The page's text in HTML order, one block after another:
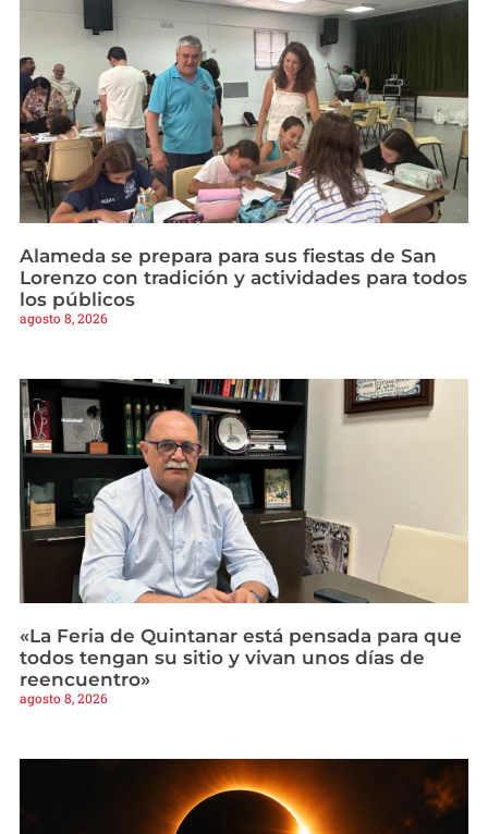
Alameda se prepara para sus fiestas de San
Lorenzo con tradición y actividades para todos
los públicos
agosto 8, 2026
«La Feria de Quintanar está pensada para que
todos tengan su sitio y vivan unos días de
reencuentro»
agosto 8, 2026